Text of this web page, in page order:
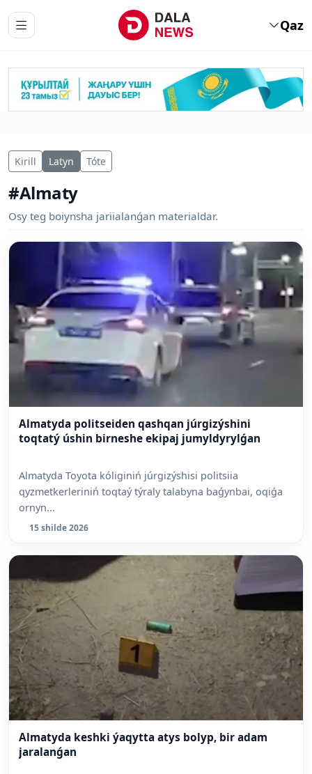
Qaz
Kirill Latyn Tóte
#Almaty
Osy teg boiynsha jariialanǵan materialdar.
Almatyda politseiden qashqan júrgizýshini
toqtatý úshin birneshe ekipaj jumyldyrylǵan
Almatyda Toyota kóliginiń júrgizýshisi politsiia
qyzmetkerleriniń toqtaý týraly talabyna baǵynbai, oqiǵa
ornyn...
15 shilde 2026
Almatyda keshki ýaqytta atys bolyp, bir adam
jaralanǵan